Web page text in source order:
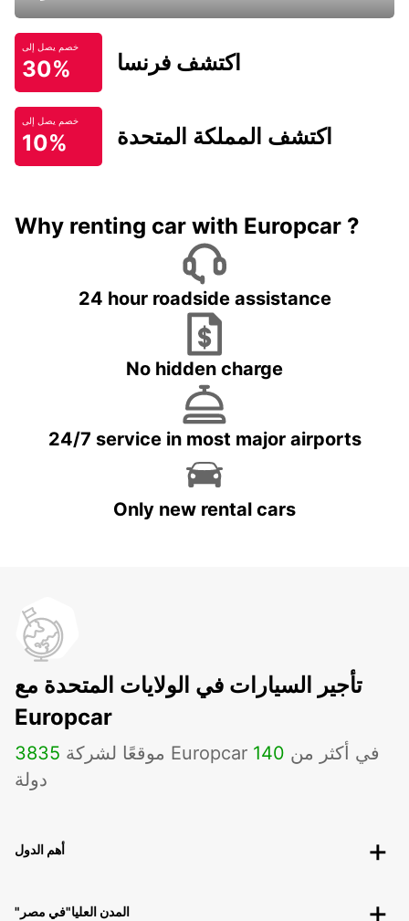
خصم يصل إلى
30% اكتشف فرنسا
خصم يصل إلى
10% اكتشف المملكة المتحدة
Why renting car with Europcar ?
24 hour roadside assistance
No hidden charge
24/7 service in most major airports
Only new rental cars
تأجير السيارات في الولايات المتحدة مع
Europcar
3835 موقعًا لشركة Europcar في أكثر من 140
دولة
أهم الدول
"المدن العليا"في مصر